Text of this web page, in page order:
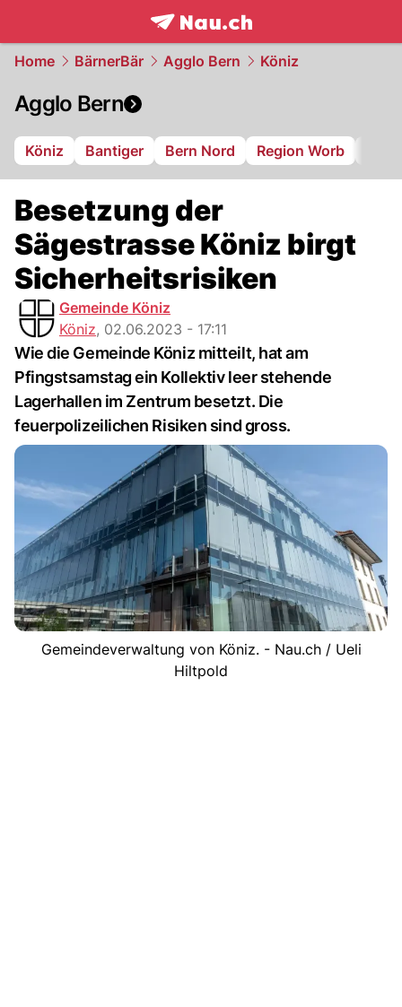
frontpage.NAU.ch
Home BärnerBär Agglo Bern Köniz
Agglo Bern
Köniz Bantiger Bern Nord Region Worb
Besetzung der
Sägestrasse Köniz birgt
Sicherheitsrisiken
Gemeinde Köniz
Köniz, 02.06.2023 - 17:11
Wie die Gemeinde Köniz mitteilt, hat am
Pfingstsamstag ein Kollektiv leer stehende
Lagerhallen im Zentrum besetzt. Die
feuerpolizeilichen Risiken sind gross.
Gemeindeverwaltung von Köniz. - Nau.ch / Ueli
Hiltpold